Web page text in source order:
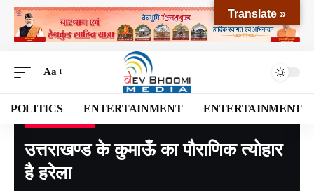
Aa
POLITICS ENTERTAINMENT ENTERTAINMENT
Devbhoomi Media> Blog>NATIONAL >UTTARAKHAND>उत्तराखण्ड के कुमाऊँ का पौराणिक त्योहार है हरेला
उत्तराखण्ड के कुमाऊँ का पौराणिक त्योहार
है हरेला
Translate »